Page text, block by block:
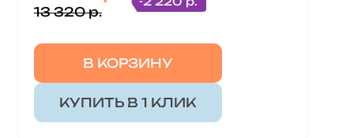
13 320 р.
В КОРЗИНУ
КУПИТЬ В 1 КЛИК